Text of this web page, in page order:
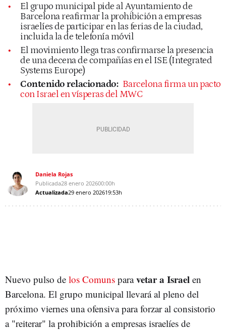
El grupo municipal pide al Ayuntamiento de
Barcelona reafirmar la prohibición a empresas
israelíes de participar en las ferias de la ciudad,
incluida la de telefonía móvil
El movimiento llega tras confirmarse la presencia
de una decena de compañías en el ISE (Integrated
Systems Europe)
Contenido relacionado: Barcelona firma un pacto
con Israel en vísperas del MWC
Daniela Rojas
Publicada28 enero 202600:00h
Actualizada29 enero 202619:53h
Nuevo pulso de los Comuns paravetar a Israel en
Barcelona. El grupo municipal llevará al pleno del
próximo viernes una ofensiva para forzar al consistorio
a "reiterar" la prohibición a empresas israelíes de